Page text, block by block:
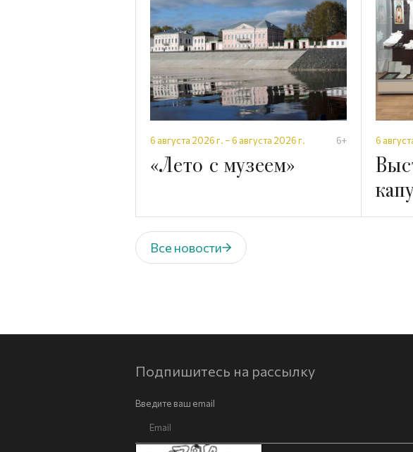
6 августа 2026 г. – 6 августа 2026 г. 6+
«Лето с музеем»
6
Все новости
Подпишитесь на рассылку
Введите ваш email